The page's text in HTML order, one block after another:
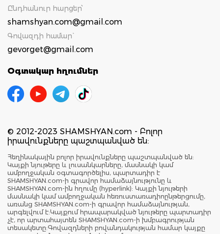
Ընդհանուր հարցեր՝
shamshyan.com@gmail.com
Գովազդի համար`
gevorget@gmail.com
Օգտակար հղումներ
© 2012-2023 SHAMSHYAN.com - Բոլոր
իրավունքները պաշտպանված են:
Հեղինակային բոլոր իրավունքները պաշտպանված են:
Կայքի նյութերը և լուսանկարները, մասնակի կամ
ամբողջական օգտագործելիս, պարտադիր է
SHAMSHYAN.com-ի գրավոր համաձայնությունը և
SHAMSHYAN.com-ին հղումը (hyperlink): Կայքի նյութերի
մասնակի կամ ամբողջական հեռուստառադիոընթերցումը,
առանց SHAMSHYAN.com-ի գրավոր համաձայնության,
արգելվում է:Կայքում հրապարակված նյութերը պարտադիր
չէ, որ արտահայտեն SHAMSHYAN.com-ի խմբագրության
տեսակետը:Գովազդների բովանդակության համար կայքը